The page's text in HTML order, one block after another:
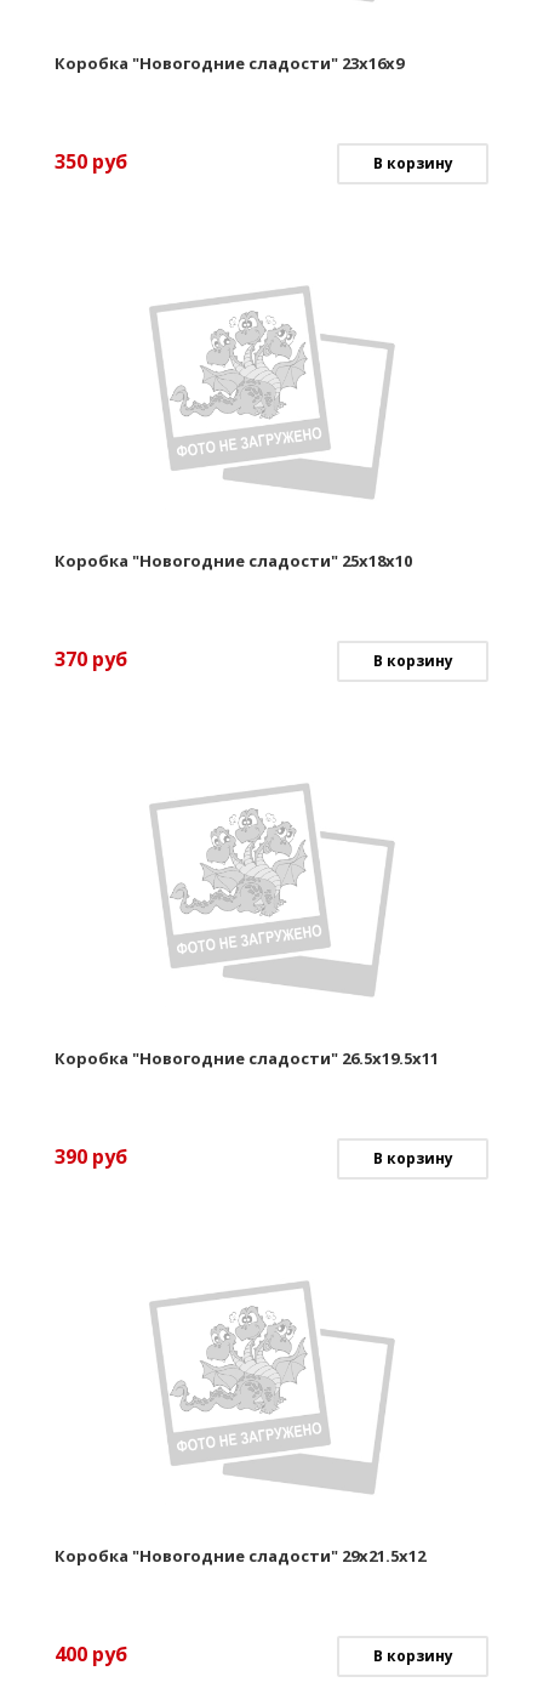
Коробка "Новогодние сладости" 23х16х9
350 руб В корзину
Коробка "Новогодние сладости" 25х18х10
370 руб В корзину
Коробка "Новогодние сладости" 26.5х19.5х11
390 руб В корзину
Коробка "Новогодние сладости" 29х21.5х12
400 руб В корзину